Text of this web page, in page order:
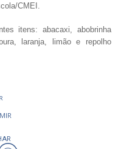
CMEI.
itens: abacaxi, abobrinha
laranja, limão e repolho